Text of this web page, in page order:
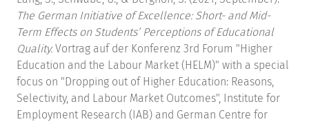
The German Initiative of Excellence: Short- and Mid-
Term Effects on Students’ Perceptions of Educational
Quality. Vortrag auf der Konferenz 3rd Forum "Higher
Education and the Labour Market (HELM)" with a special
focus on "Dropping out of Higher Education: Reasons,
Selectivity, and Labour Market Outcomes", Institute for
Employment Research (IAB) and German Centre for